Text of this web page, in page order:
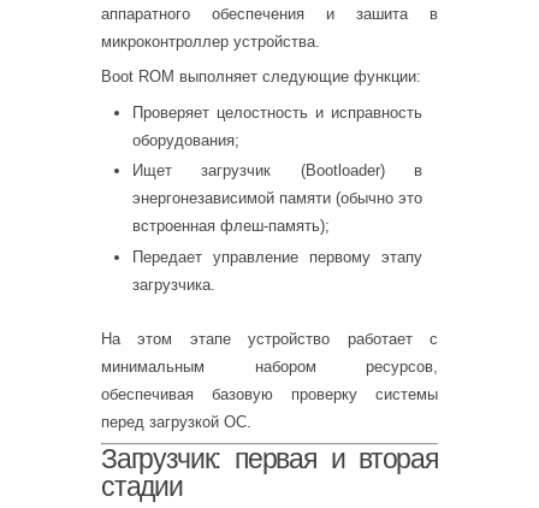
аппаратного обеспечения и зашита в
микроконтроллер устройства.
Boot ROM выполняет следующие функции:
Проверяет целостность и исправность
оборудования;
Ищет загрузчик (Bootloader) в
энергонезависимой памяти (обычно это
встроенная флеш-память);
Передает управление первому этапу
загрузчика.
На этом этапе устройство работает с
минимальным набором ресурсов,
обеспечивая базовую проверку системы
перед загрузкой ОС.
Загрузчик: первая и вторая
стадии